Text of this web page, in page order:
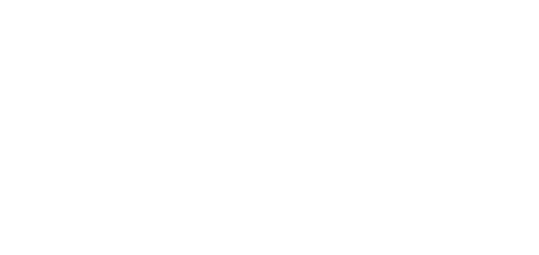
させていただ
了承ください。
です。
です。
1000ppm以下、
下、フタル酸ジブチ
貨物等」とい
可)を取得する